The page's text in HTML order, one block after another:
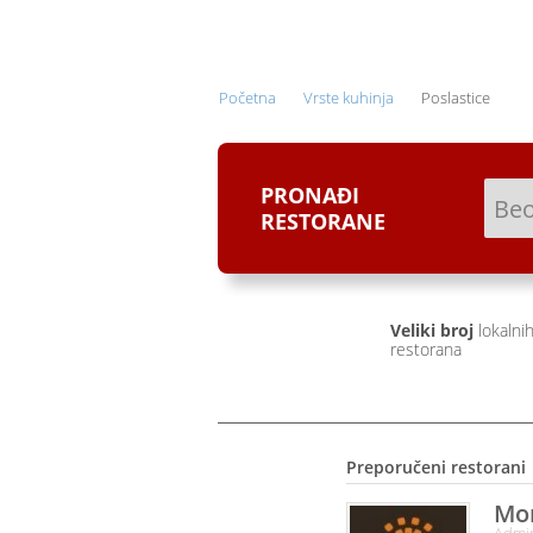
Početna Vrste kuhinja Poslastice
PRONAĐI
RESTORANE
Veliki brojlokalnih
restorana
Preporučeni restorani